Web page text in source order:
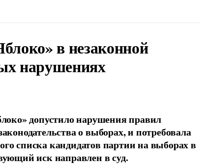
в незаконной
нарушениях
допустило нарушения правил
о выборах, и потребовала
списка кандидатов партии на выборах в
иск направлен в суд.